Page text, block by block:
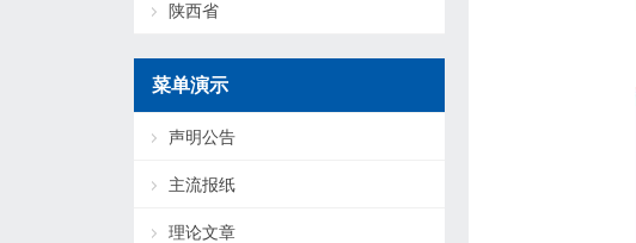
陕西省
菜单演示
声明公告
主流报纸
理论文章